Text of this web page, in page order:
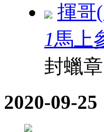
揮哥
1馬上
封蠟
2020-09-25